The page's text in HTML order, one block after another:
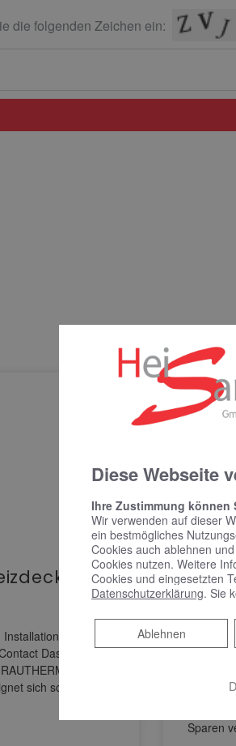
die folgenden Zeichen ein:
|
Das
NEO
sich sowohl zum
die
Sparen
Diese Webseite
Ihre Zustimmung können
Wir verwenden auf dieser
ein bestmögliches
Cookies auch ablehnen
Cookies nutzen. Weitere
Cookies und eingesetzten
Datenschutzerklärung. Sie
Ablehnen
Ablehnen